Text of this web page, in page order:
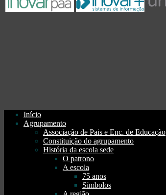
Início
Agrupamento
Associação de Pais e Enc. de Educação
Constituição do agrupamento
História da escola sede
O patrono
A escola
75 anos
Símbolos